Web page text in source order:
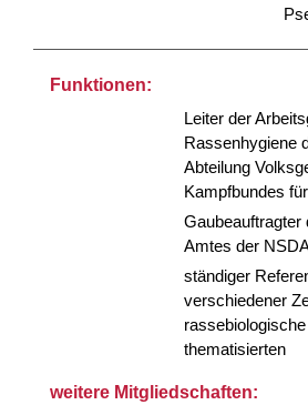
Funktionen:
Leiter der
Rassenhygiene
Abteilung
Kampfbundes
Amtes der
ständiger
verschiedener
thematisierten
weitere Mitgliedschaften: